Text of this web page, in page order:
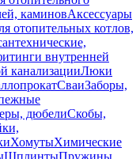
каминовАксессуары
отопительных котлов,
внутренней
канализацииЛюки
СваиЗаборы,
дюбелиСкобы,
ХомутыХимические
ШплинтыПружины